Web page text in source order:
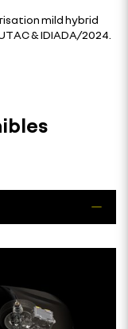
mild hybrid
& IDIADA/2024.